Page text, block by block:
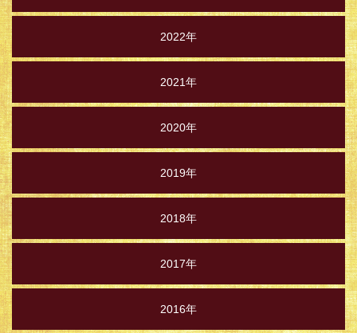
2022年
2021年
2020年
2019年
2018年
2017年
2016年